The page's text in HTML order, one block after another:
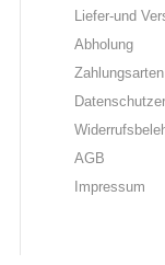
Liefer-und
Abholung
Zahlungsarten
AGB
Impressum